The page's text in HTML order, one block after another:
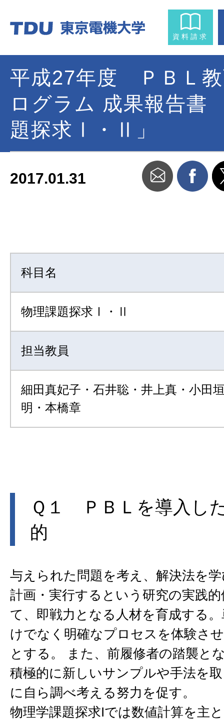
資料請求
平成27年度 ＰＢＬ
ログラム 成果報告書
題探求Ⅰ・Ⅱ」
2017.01.31
科目名
物理課題探求Ⅰ・Ⅱ
担当教員
細田真妃子・石井聡・井上真・小田
明・本橋章
Ｑ１ ＰＢＬを導入し
的
与えられた問題を考え、解決法を
計画・実行するという研究の実践
て、即戦力となる人材を育成する
けでなく明確なプロセスを体験さ
とする。 また、前履修者の踏襲と
積極的に新しいサンプルや手法を
に自ら調べ考える努力を促す。
物理学課題探求Iでは数値計算を主